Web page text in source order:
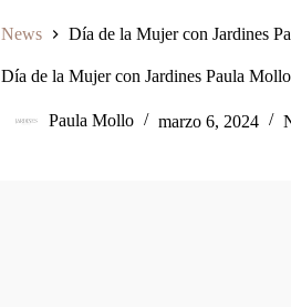
News Día de la Mujer con Jardines
Día de la Mujer con Jardines Paula Mollo
Paula Mollo marzo 6, 2024